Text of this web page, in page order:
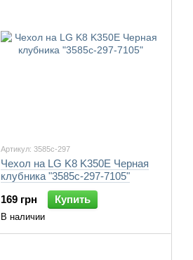
Артикул: 3585c-297
Чехол на LG K8 K350E Черная
клубника "3585c-297-7105"
169 грн
Купить
В наличии